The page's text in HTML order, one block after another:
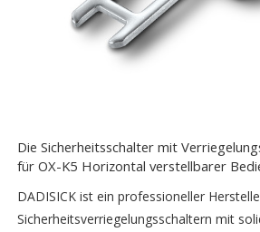
Die Sicherheitsschalter mit
für OX-K5 Horizontal verstellbarer
DADISICK ist ein professioneller
Sicherheitsverriegelungsschaltern mit